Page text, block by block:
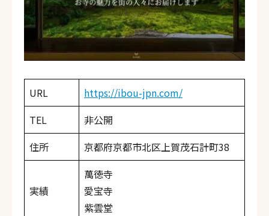
URL
https://ibou-jpn.com/
TEL
非公開
住所
京都府京都市北区上賀茂石計町38
実績
萬徳寺
愛宝寺
紫雲堂